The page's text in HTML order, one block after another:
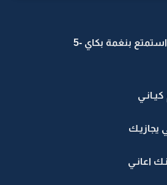
بنغمة بكاي -5
يجازيـك
اعانـي